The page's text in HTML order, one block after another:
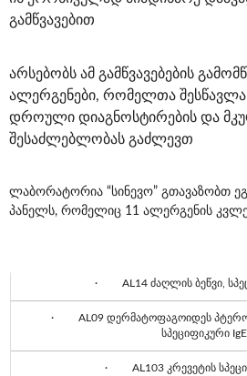
გამწვავებით
არსებობს ამ გამწვავებების
ალერგენები, რომელთა შესწავლა
დროული დიაგნოსტირების და
შესაძლებლობას გაძლევთ
ლაბორატორია “სინევო” გთავაზობთ
პანელს, რომელიც 11 ალერგენის
· AL14 ძაღლის ბეწვი,
· AL09 დერმატოფაგოიდეს
სპეციფიკური IgE
· AL103 კრევეტის